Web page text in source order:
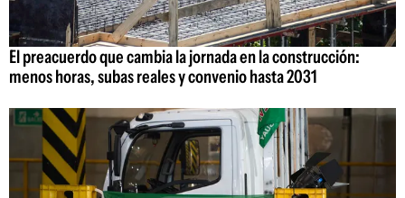
El preacuerdo que cambia la jornada en la construcción:
menos horas, subas reales y convenio hasta 2031